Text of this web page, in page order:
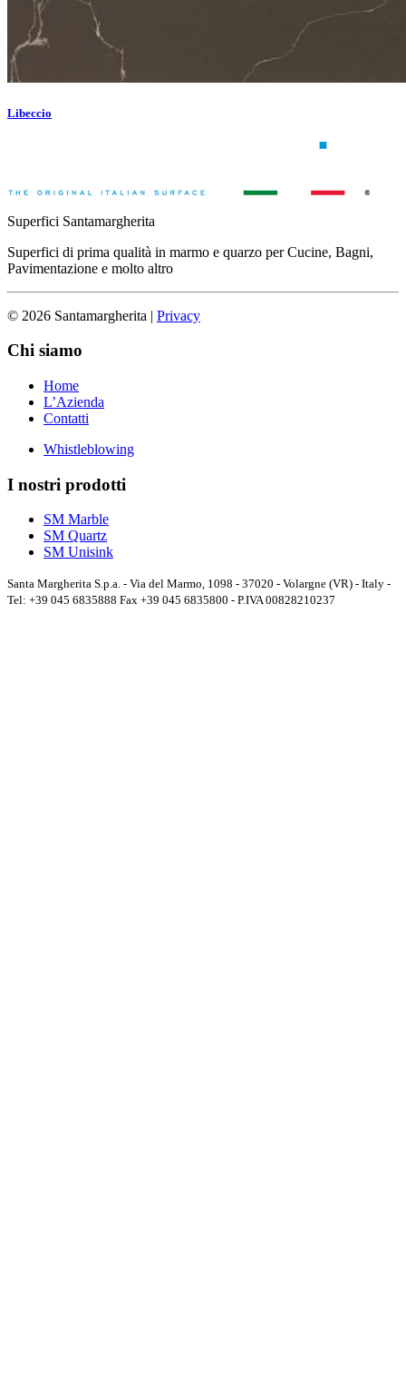
Libeccio
Superfici Santamargherita
Superfici di prima qualità in marmo e quarzo per Cucine, Bagni,
Pavimentazione e molto altro
© 2026 Santamargherita | Privacy
Chi siamo
Home
L’Azienda
Contatti
Whistleblowing
I nostri prodotti
SM Marble
SM Quartz
SM Unisink
Santa Margherita S.p.a. - Via del Marmo, 1098 - 37020 - Volargne (VR) - Italy -
Tel: +39 045 6835888 Fax +39 045 6835800 - P.IVA 00828210237